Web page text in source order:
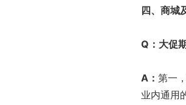
四、商城
Q ：大促
A ： 第一
业内通用